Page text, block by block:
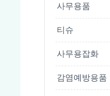
사무용품
티슈
사무용잡화
감염예방용품